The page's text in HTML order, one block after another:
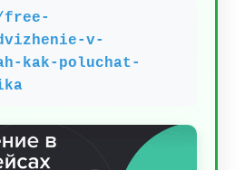
free-
v-
kak-poluchat-